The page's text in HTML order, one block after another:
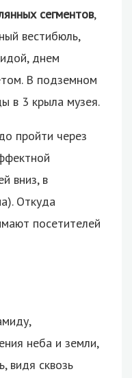
сегментов,
вестибюль,
днем
В подземном
в 3 крыла музея.
пройти через
вниз, в
Откуда
посетителей
неба и земли,
видя сквозь